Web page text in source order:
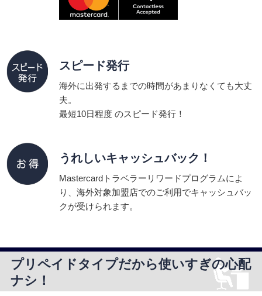
スピード発行
海外に出発するまでの時間があまりなくても大丈
夫。
最短10日程度 のスピード発行！
うれしいキャッシュバック！
Mastercardトラベラーリワードプログラムによ
り、海外対象加盟店でのご利用でキャッシュバッ
クが受けられます。
プリペイドタイプだから使いすぎの心配
ナシ！